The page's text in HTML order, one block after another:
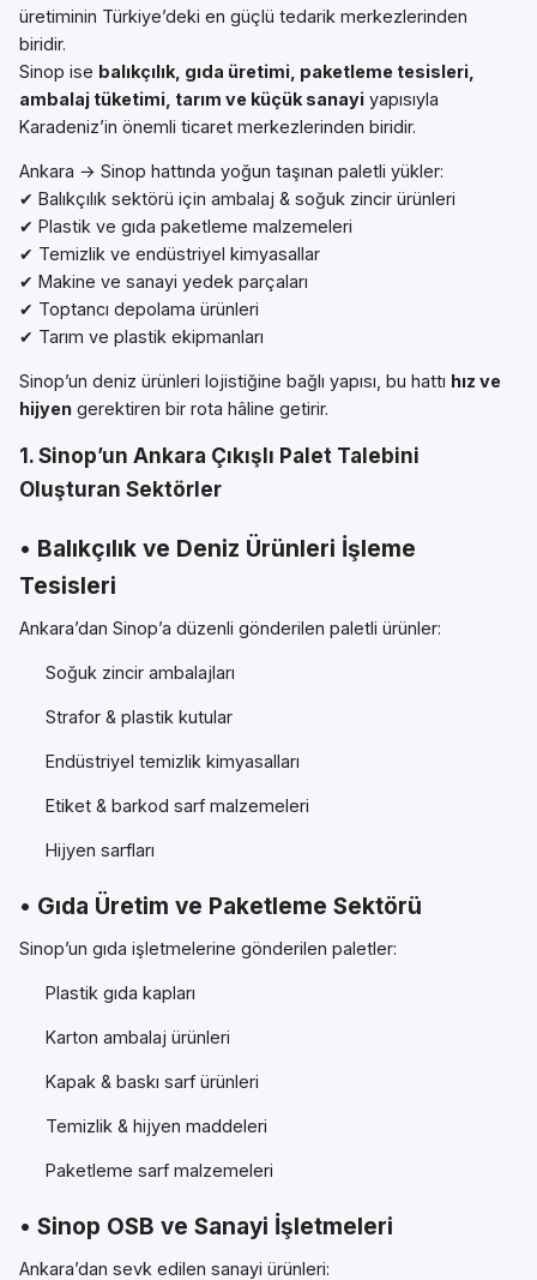
üretiminin Türkiye’deki en güçlü tedarik merkezlerinden
biridir.
Sinop ise balıkçılık, gıda üretimi, paketleme tesisleri,
ambalaj tüketimi, tarım ve küçük sanayi yapısıyla
Karadeniz’in önemli ticaret merkezlerinden biridir.
Ankara → Sinop hattında yoğun taşınan paletli yükler:
✔ Balıkçılık sektörü için ambalaj & soğuk zincir ürünleri
✔ Plastik ve gıda paketleme malzemeleri
✔ Temizlik ve endüstriyel kimyasallar
✔ Makine ve sanayi yedek parçaları
✔ Toptancı depolama ürünleri
✔ Tarım ve plastik ekipmanları
Sinop’un deniz ürünleri lojistiğine bağlı yapısı, bu hattı hız ve
hijyen gerektiren bir rota hâline getirir.
1. Sinop’un Ankara Çıkışlı Palet Talebini
Oluşturan Sektörler
• Balıkçılık ve Deniz Ürünleri İşleme
Tesisleri
Ankara’dan Sinop’a düzenli gönderilen paletli ürünler:
Soğuk zincir ambalajları
Strafor & plastik kutular
Endüstriyel temizlik kimyasalları
Etiket & barkod sarf malzemeleri
Hijyen sarfları
• Gıda Üretim ve Paketleme Sektörü
Sinop’un gıda işletmelerine gönderilen paletler:
Plastik gıda kapları
Karton ambalaj ürünleri
Kapak & baskı sarf ürünleri
Temizlik & hijyen maddeleri
Paketleme sarf malzemeleri
• Sinop OSB ve Sanayi İşletmeleri
Ankara’dan sevk edilen sanayi ürünleri: